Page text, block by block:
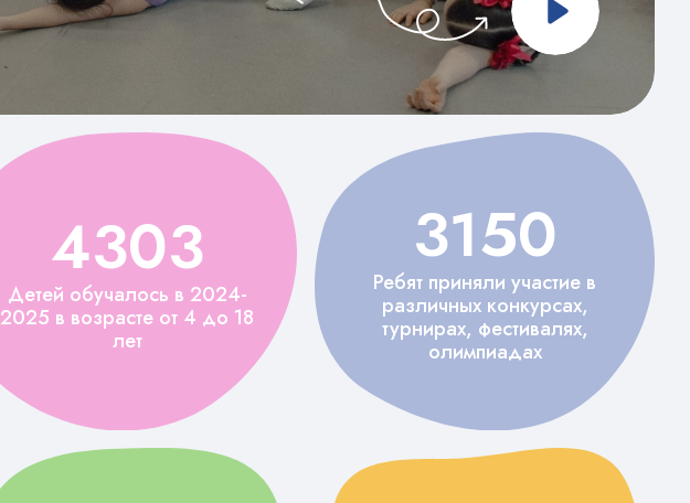
4303
Детей обучалось в 2024-
2025 в возрасте от 4 до 18
лет
3150
Ребят приняли участие в
различных конкурсах,
турнирах, фестивалях,
олимпиадах